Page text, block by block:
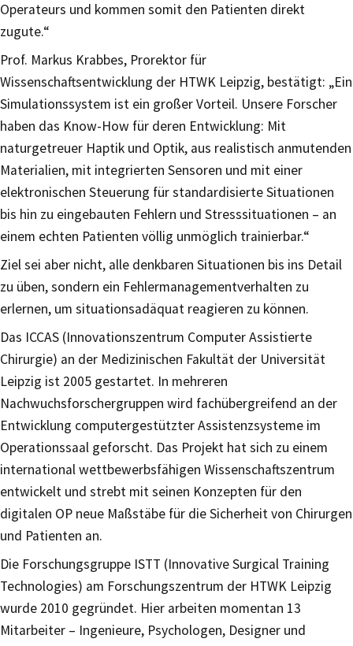
Operateurs und kommen somit den Patienten direkt
zugute.“
Prof. Markus Krabbes, Prorektor für
Wissenschaftsentwicklung der HTWK Leipzig, bestätigt: „Ein
Simulationssystem ist ein großer Vorteil. Unsere Forscher
haben das Know-How für deren Entwicklung: Mit
naturgetreuer Haptik und Optik, aus realistisch anmutenden
Materialien, mit integrierten Sensoren und mit einer
elektronischen Steuerung für standardisierte Situationen
bis hin zu eingebauten Fehlern und Stresssituationen – an
einem echten Patienten völlig unmöglich trainierbar.“
Ziel sei aber nicht, alle denkbaren Situationen bis ins Detail
zu üben, sondern ein Fehlermanagementverhalten zu
erlernen, um situationsadäquat reagieren zu können.
Das ICCAS (Innovationszentrum Computer Assistierte
Chirurgie) an der Medizinischen Fakultät der Universität
Leipzig ist 2005 gestartet. In mehreren
Nachwuchsforschergruppen wird fachübergreifend an der
Entwicklung computergestützter Assistenzsysteme im
Operationssaal geforscht. Das Projekt hat sich zu einem
international wettbewerbsfähigen Wissenschaftszentrum
entwickelt und strebt mit seinen Konzepten für den
digitalen OP neue Maßstäbe für die Sicherheit von Chirurgen
und Patienten an.
Die Forschungsgruppe ISTT (Innovative Surgical Training
Technologies) am Forschungszentrum der HTWK Leipzig
wurde 2010 gegründet. Hier arbeiten momentan 13
Mitarbeiter – Ingenieure, Psychologen, Designer und